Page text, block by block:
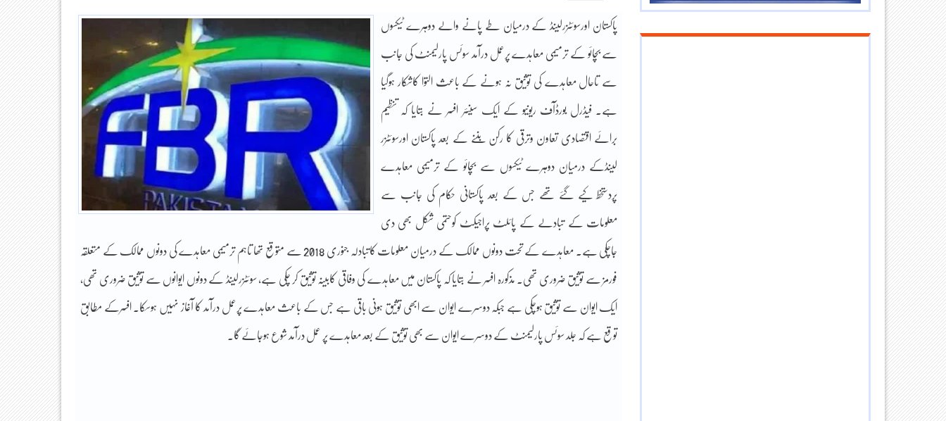
پاکستان اورسوئٹزرلینڈ کے درمیان طے پانے والے دوہرے ٹیکسوں
سے بچائو کے ترمیمی معاہدے پرعمل درآمد سوئس پارلیمنٹ کی جانب
سے تاحال معاہدے کی توثیق نہ ہونے کے باعث التوا کاشکار ہوگیا
ہے۔ فیڈرل بورڈآف ریونیو کے ایک سینئر افسر نے بتایا کہ تنظیم
برائے اقتصادی تعاون وترقی کا رکن بننے کے بعد پاکستان اورسوئٹزر
لینڈکے درمیان دوہرے ٹیکسوں سے بچائو کے ترمیمی معاہدے
پردستخط کیے گئے تھے جس کے بعد پاکستانی حکام کی جانب سے
معلومات کے تبادلے کے پائلٹ پراجیکٹ کوحتمی شکل بھی دی
جاچکی ہے۔ معاہدے کے تحت دونوں ممالک کے درمیان معلومات کاتبادلہ جنوری 2018 سے متوقع تھا تاہم ترمیمی معاہدے کی دونوں ممالک کے متعلقہ
فورمز سے توثیق ضروری تھی۔ مذکورہ افسر نے بتایا کہ پاکستان میں معاہدے کی وفاقی کابینہ توثیق کر چکی ہے، سوئٹزرلینڈ کے دونوں ایوانوں سے توثیق ضروری تھی،
ایک ایوان سے توثیق ہوچکی ہے جبکہ دوسرے ایوان سے ابھی توثیق ہونی باقی ہے جس کے باعث معاہدے پرعمل درآمد کا آغاز نہیں ہوسکا۔ افسرکے مطابق
توقع ہے کہ جلد سوئس پارلیمنٹ کے دوسرے ایوان سے بھی توثیق کے بعد معاہدے پر عمل درآمد شوع ہوجائے گا۔